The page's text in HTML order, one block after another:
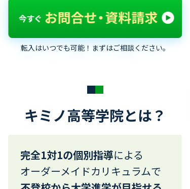
転入はいつでも可能！まずはご相談ください。
キミノ高等学院とは？
完全1対1の個別指導による
オーダーメイドカリキュラムで